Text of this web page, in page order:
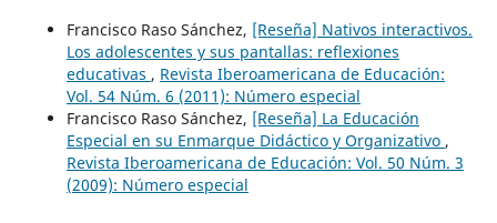
Francisco Raso Sánchez, [Reseña] Nativos interactivos.
Los adolescentes y sus pantallas: reflexiones
educativas , Revista Iberoamericana de Educación:
Vol. 54 Núm. 6 (2011): Número especial
Francisco Raso Sánchez, [Reseña] La Educación
Especial en su Enmarque Didáctico y Organizativo ,
Revista Iberoamericana de Educación: Vol. 50 Núm. 3
(2009): Número especial